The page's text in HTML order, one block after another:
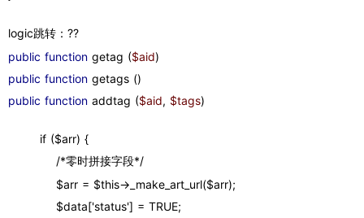
logic跳转：??
public function getag ($aid)
public function getags ()
public function addtag ($aid, $tags)
        if ($arr) {
            /*零时拼接字段*/
            $arr = $this->_make_art_url($arr);
            $data['status'] = TRUE;